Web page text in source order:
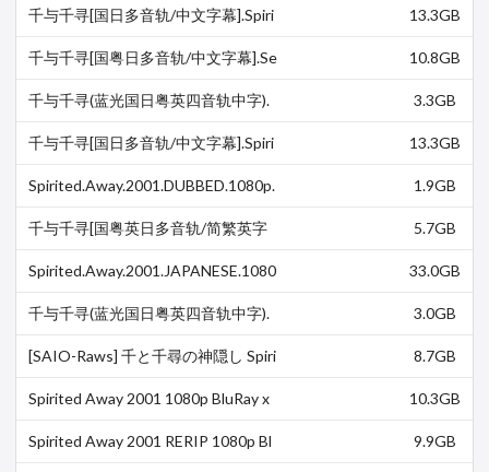
HD.MA.5.1.4Audio…
千与千寻[国日多音轨/中文字幕].Spiri
D.MA.5.1.4Audio.…
13.3GB
千与千寻[国粤日多音轨/中文字幕].Se
Ray.1080p.DTS-…
10.8GB
千与千寻(蓝光国日粤英四音轨中字).
AAC.4AUDIO.CHS.JPN-…
3.3GB
千与千寻[国日多音轨/中文字幕].Spiri
13.3GB
Spirited.Away.2001.DUBBED.1080p.
1.9GB
千与千寻[国粤英日多音轨/简繁英字
5.7GB
Spirited.Away.2001.JAPANESE.1080
5.1-FGT
33.0GB
千与千寻(蓝光国日粤英四音轨中字).
AAC.4AUDIO.CHS.JPN-…
3.0GB
[SAIO-Raws] 千と千尋の神隠し Spiri
8.7GB
Spirited Away 2001 1080p BluRay x
10.3GB
Spirited Away 2001 RERIP 1080p Bl
9.9GB